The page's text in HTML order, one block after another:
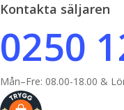
Kontakta säljaren
0250
Mån–Fre: 08.00-18.00 &